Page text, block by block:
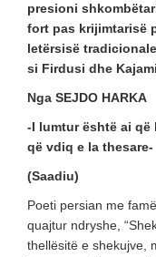
presioni
fort pas krijimtarisë
letërsisë
si Firdusi dhe
Nga SEJDO HARKA
-I lumtur është ai që
që vdiq e la thesare-
(Saadiu)
Poeti persian me
quajtur ndryshe,
thellësitë e shekujve,